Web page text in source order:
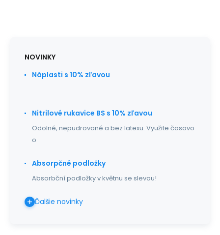
NOVINKY
Náplasti s 10% zľavou
Nitrilové rukavice BS s 10% zľavou
Odolné, nepudrované a bez latexu. Využite časovo
o
Absorpčné podložky
Absorbční podložky v květnu se slevou!
Ďalšie novinky